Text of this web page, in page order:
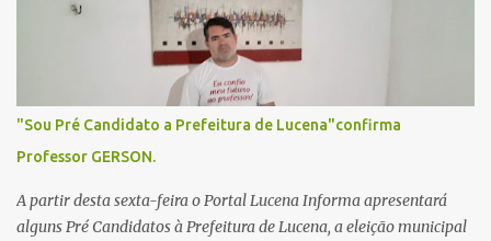
"Sou Pré Candidato a Prefeitura de Lucena"confirma
Professor GERSON.
A partir desta sexta-feira o Portal Lucena Informa apresentará
alguns Pré Candidatos à Prefeitura de Lucena, a eleição municipal